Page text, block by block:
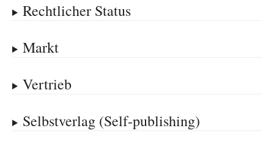
Rechtlicher Status
Markt
Vertrieb
Selbstverlag (Self-publishing)